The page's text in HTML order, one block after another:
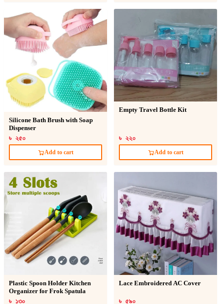
Silicone Bath Brush with Soap
Dispenser
৳ ২৫০
Add to cart
Empty Travel Bottle Kit
৳ ২২০
Add to cart
Plastic Spoon Holder Kitchen
Organizer for Frok Spatula
৳ ১৩০
Lace Embroidered AC Cover
৳ ৫৯০